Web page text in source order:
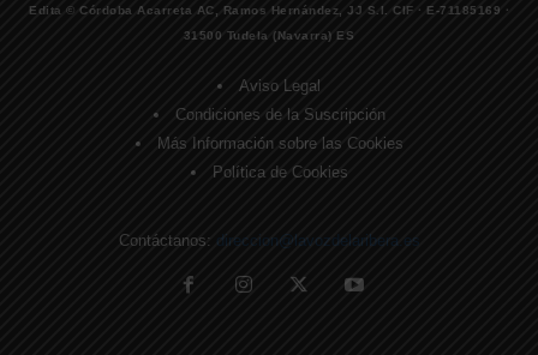
Edita © Córdoba Acarreta AC, Ramos Hernández, JJ S.I. CIF · E-71185169 ·
31500 Tudela (Navarra) ES
Aviso Legal
Condiciones de la Suscripción
Más Información sobre las Cookies
Política de Cookies
Contáctanos: direccion@lavozdelaribera.es